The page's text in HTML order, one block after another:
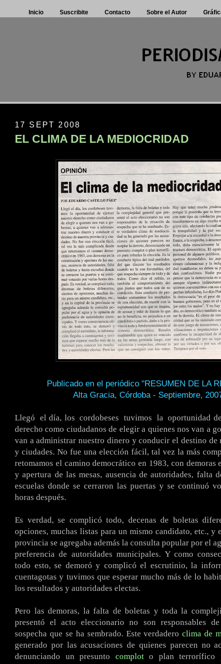
Inicio Suscribite Contacto Sobre el Autor
17 SEPT 2008
EL CLIMA DE LA MEDIOCRIDAD
Publicado en el periódico "RESUMEN DE LA
Alta Gracia, Córdoba - Septiembre,
Llegó el día, los .cordobeses tuvimos la.oportunidad
derecho como ciudadanos de elegir a quienes nos van a
van a administrar nuestro dinero y conducir el destino de
y ciudades. No fue una elección fácil, tal vez la más
retomamos el camino democrático en 1983, con demoras
y apertura de las mesas, ausencia de autoridades, falta
escuelas donde se cerraron las puertas y se continuó
horas después.
Es verdad, se complicó todo, decenas de boletas
opciones, muchas listas para un mismo candidato, etc., y
provincia se agregaba además la consulta popular por el
preferencia de autoridades municipales. Y como
todo esto, se demoró y complicó el escrutinio, la
cuentagotas y tuvimos que esperar mucho más de lo
los resultados y autoridades electas.
Pero las demoras, la falta de boletas y toda la
presentó el acto eleccionario no son responsables
sospecha que se ha sembrado. Este verdaderoclima de
generado por las acusaciones de quienes parecen no
denunciando un presunto comploto plan terrorífico